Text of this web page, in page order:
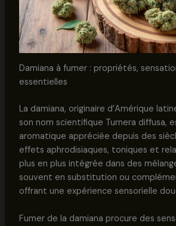
Damiana à fumer : propriétés,
essentielles
La damiana, originaire d’Amérique
son nom scientifique Turnera diffusa,
aromatique appréciée depuis des
effets aphrodisiaques, toniques et
plus en plus intégrée dans des
souvent en substitution ou
offrant une expérience sensorielle
Fumer de la damiana procure des